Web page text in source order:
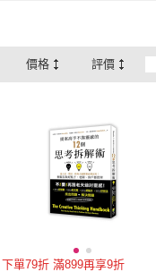
價格 評價
下單79折 滿899再享9折